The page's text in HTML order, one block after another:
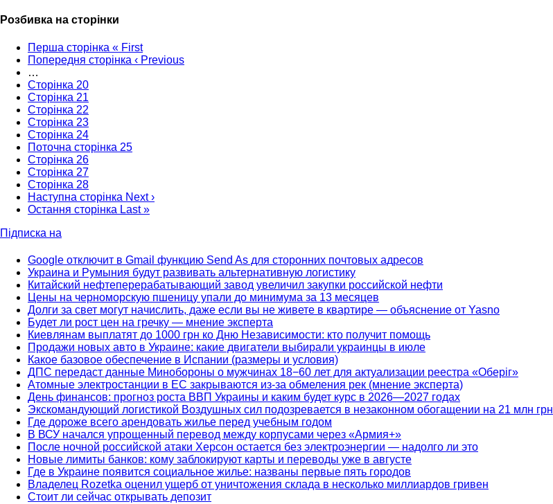
Розбивка на сторінки
Перша сторінка « First
Попередня сторінка ‹ Previous
…
Сторінка 20
Сторінка 21
Сторінка 22
Сторінка 23
Сторінка 24
Поточна сторінка 25
Сторінка 26
Сторінка 27
Сторінка 28
Наступна сторінка Next ›
Остання сторінка Last »
Підписка на
Google отключит в Gmail функцию Send As для сторонних почтовых адресов
Украина и Румыния будут развивать альтернативную логистику
Китайский нефтеперерабатывающий завод увеличил закупки российской нефти
Цены на черноморскую пшеницу упали до минимума за 13 месяцев
Долги за свет могут начислить, даже если вы не живете в квартире — объяснение от Yasno
Будет ли рост цен на гречку — мнение эксперта
Киевлянам выплатят до 1000 грн ко Дню Независимости: кто получит помощь
Продажи новых авто в Украине: какие двигатели выбирали украинцы в июле
Какое базовое обеспечение в Испании (размеры и условия)
ДПС передаст данные Минобороны о мужчинах 18−60 лет для актуализации реестра «Оберіг»
Атомные электростанции в ЕС закрываются из-за обмеления рек (мнение эксперта)
День финансов: прогноз роста ВВП Украины и каким будет курс в 2026—2027 годах
Экскомандующий логистикой Воздушных сил подозревается в незаконном обогащении на 21 млн грн
Где дороже всего арендовать жилье перед учебным годом
В ВСУ начался упрощенный перевод между корпусами через «Армия+»
После ночной российской атаки Херсон остается без электроэнергии — надолго ли это
Новые лимиты банков: кому заблокируют карты и переводы уже в августе
Где в Украине появится социальное жилье: названы первые пять городов
Владелец Rozetka оценил ущерб от уничтожения склада в несколько миллиардов гривен
Стоит ли сейчас открывать депозит